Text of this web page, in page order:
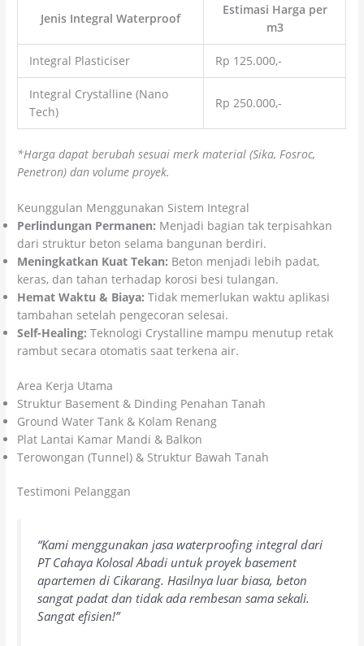
Jenis Integral Waterproof
Estimasi Harga per
m3
Integral Plasticiser Rp 125.000,-
Integral Crystalline (Nano
Tech)
Rp 250.000,-
*Harga dapat berubah sesuai merk material (Sika, Fosroc,
Penetron) dan volume proyek.
Keunggulan Menggunakan Sistem Integral
Perlindungan Permanen: Menjadi bagian tak terpisahkan
dari struktur beton selama bangunan berdiri.
Meningkatkan Kuat Tekan: Beton menjadi lebih padat,
keras, dan tahan terhadap korosi besi tulangan.
Hemat Waktu & Biaya: Tidak memerlukan waktu aplikasi
tambahan setelah pengecoran selesai.
Self-Healing: Teknologi Crystalline mampu menutup retak
rambut secara otomatis saat terkena air.
Area Kerja Utama
Struktur Basement & Dinding Penahan Tanah
Ground Water Tank & Kolam Renang
Plat Lantai Kamar Mandi & Balkon
Terowongan (Tunnel) & Struktur Bawah Tanah
Testimoni Pelanggan
“Kami menggunakan jasa waterproofing integral dari
PT Cahaya Kolosal Abadi untuk proyek basement
apartemen di Cikarang. Hasilnya luar biasa, beton
sangat padat dan tidak ada rembesan sama sekali.
Sangat efisien!”